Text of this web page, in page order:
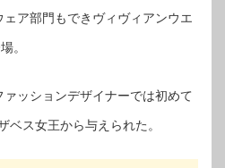
ア部門もできヴィヴィアンウエ
。
ッションデザイナーでは初めて
ベス女王から与えられた。